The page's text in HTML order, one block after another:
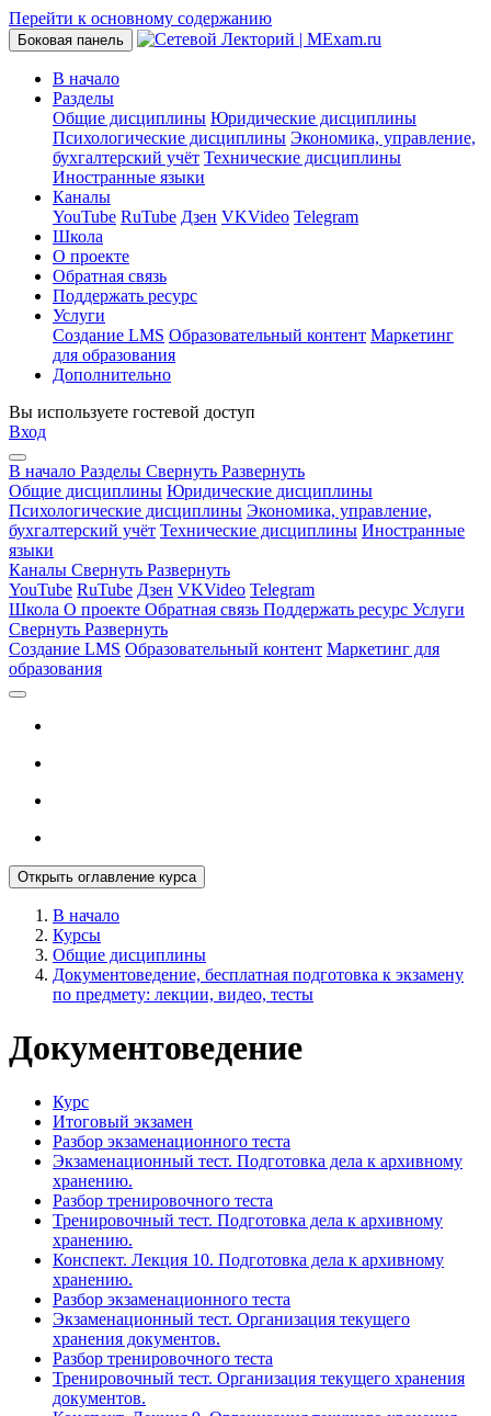
Перейти к основному содержанию
Боковая панель
В начало
Разделы
Общие дисциплины Юридические дисциплины
Психологические дисциплины Экономика, управление,
бухгалтерский учёт Технические дисциплины
Иностранные языки
Каналы
YouTube RuTube Дзен VKVideo Telegram
Школа
О проекте
Обратная связь
Поддержать ресурс
Услуги
Создание LMS Образовательный контент Маркетинг
для образования
Дополнительно
Вы используете гостевой доступ
Вход
В начало Разделы Свернуть Развернуть
Общие дисциплины Юридические дисциплины
Психологические дисциплины Экономика, управление,
бухгалтерский учёт Технические дисциплины Иностранные
языки
Каналы Свернуть Развернуть
YouTube RuTube Дзен VKVideo Telegram
Школа О проекте Обратная связь Поддержать ресурс Услуги
Свернуть Развернуть
Создание LMS Образовательный контент Маркетинг для
образования
Открыть оглавление курса
В начало
Курсы
Общие дисциплины
Документоведение, бесплатная подготовка к экзамену
по предмету: лекции, видео, тесты
Документоведение
Курс
Итоговый экзамен
Разбор экзаменационного теста
Экзаменационный тест. Подготовка дела к архивному
хранению.
Разбор тренировочного теста
Тренировочный тест. Подготовка дела к архивному
хранению.
Конспект. Лекция 10. Подготовка дела к архивному
хранению.
Разбор экзаменационного теста
Экзаменационный тест. Организация текущего
хранения документов.
Разбор тренировочного теста
Тренировочный тест. Организация текущего хранения
документов.